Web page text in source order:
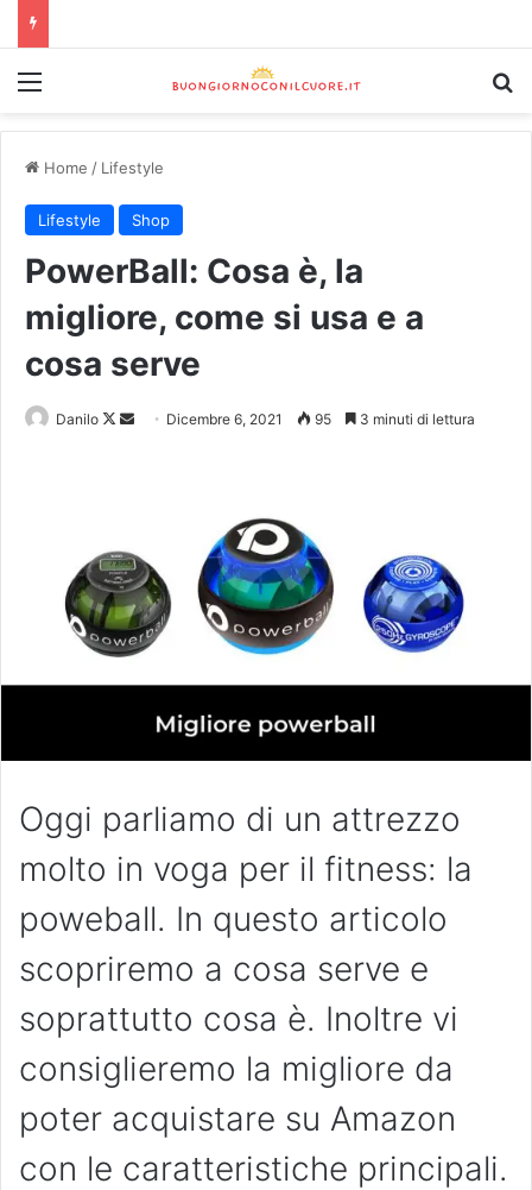
Home / Lifestyle
Lifestyle Shop
PowerBall: Cosa è, la
migliore, come si usa e a
cosa serve
Danilo Dicembre 6, 2021 95 3 minuti di lettura
Oggi parliamo di un attrezzo
molto in voga per il fitness: la
poweball. In questo articolo
scopriremo a cosa serve e
soprattutto cosa è. Inoltre vi
consiglieremo la migliore da
poter acquistare su Amazon
con le caratteristiche principali.